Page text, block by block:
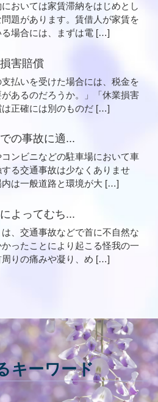
おいては家賃滞納をはじめとし
題があります。賃借人が家賃を
る場合には、まずは電 […]
害賠償
支払いを受けた場合には、税金を
あるのだろうか。」「休業損害
は正確には別のものだ […]
の事故に適...
コンビニなどの駐車場において車
る交通事故は少なくありませ
内は一般道路と環境が大 […]
よってむち...
、交通事故などで首に不自然な
ったことにより起こる怪我の一
周りの痛みや凝り、め […]
キーワード